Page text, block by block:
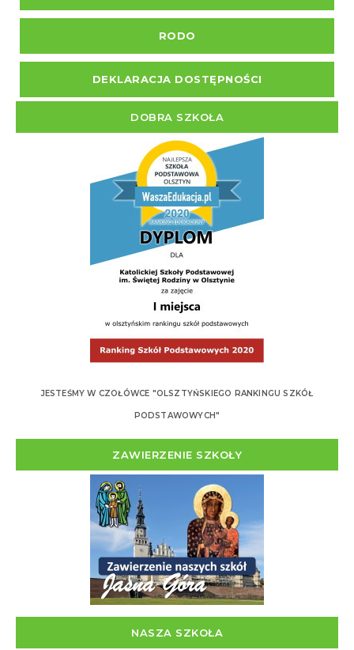
RODO
DEKLARACJA DOSTĘPNOŚCI
DOBRA SZKOŁA
JESTEŚMY W CZOŁÓWCE "OLSZTYŃSKIEGO RANKINGU SZKÓŁ
PODSTAWOWYCH"
ZAWIERZENIE SZKOŁY
NASZA SZKOŁA